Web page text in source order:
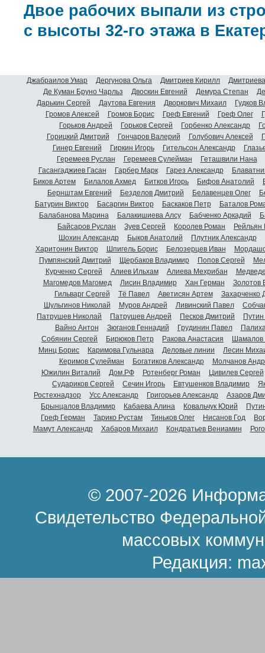
Двое рабочих выпали из
с высоты 32-го этажа в
Джабраилов Умар Дергунова Ольга Дмитриев Кирилл
Де Куман Бруно Чарльз
Двоскин Евгений Демура Степан
Дарькин Сергей
Даутова Евгения Дворкович Михаил
Гудков
Громов Алексей
Громов Борис Греф Евгений Греф Олег
Горьков Андрей
Горьков Сергей Горбенко Александр
Горицкий Дмитрий
Гончаров Валерий Голубович Алексей
Гинер Евгений
Гиркин Игорь Гительсон Александр
Геремеев Руслан
Геремеев Сулейман
Геташвили Нана
Гасангаджиев Гасан
Гарбер Марк Гарез Александр
Биков Артем
Билалов Ахмед Битков Игорь Бифов Анатолий
Бернштам Евгений
Безделов Дмитрий Белавенцев Олег
Батурин Виктор
Басаргин Виктор Баскаков Петр
Баталов
Балабанова Марина
Балакишиева Алсу Бабченко Аркадий
Байсаров Руслан
Зуев Сергей Королев Роман
Шохин Александр
Быков Анатолий Плутник Александр
Харитонин Виктор
Шпигель Борис Белозерцев Иван
Пумпянский Дмитрий
Щербаков Владимир Попов Сергей
Курченко Сергей
Алиев Ильхам Алиева Мехрибан
Магомедов Магомед
Лисин Владимир Хан Герман
Золотов
Гильварг Сергей
Тё Павел Аветисян Артем
Захарченко
Шульгинов Николай
Муров Андрей Ливинский Павел
Патрушев Николай
Патрушев Андрей Песков Дмитрий
Вайно Антон
Зюганов Геннадий Грудинин Павел
Собянин Сергей
Бирюков Петр Ракова Анастасия
Шамалов
Минц Борис
Каримова Гульнара Деловые линии
Лесин
Керимов Сулейман
Богатиков Александр
Молчанов
Южилин Виталий
Дом.РФ Ротенберг Роман
Цивилев Сергей
Судариков Сергей
Сечин Игорь Евтушенков Владимир
Ростехнадзор
Усс Александр Григорьев Александр
Азаров
Брынцалов Владимир
Кабаева Алина Ковальчук Юрий
Греф Герман
Тарико Рустам Тиньков Олег Нисанов Год
Мамут Александр
Хабаров Михаил Кондратьев Вениамин
© 2007-2026
Свидетельство
массовых
Редакция: